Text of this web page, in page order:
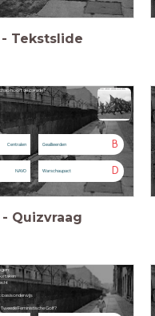
- Tekstslide
hoort de parade?
Centralen B
Geallieerden
NAVO D
Warschaupact
- Quizvraag
taken
basisonderwijs
Feministische Golf?